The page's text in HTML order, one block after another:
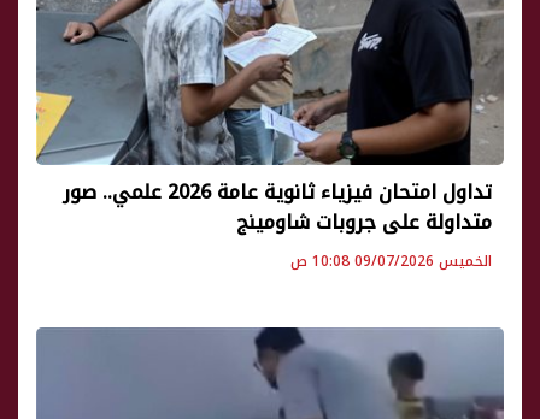
تداول امتحان فيزياء ثانوية عامة 2026 علمي.. صور
متداولة على جروبات شاومينج
الخميس 09/07/2026 10:08 ص